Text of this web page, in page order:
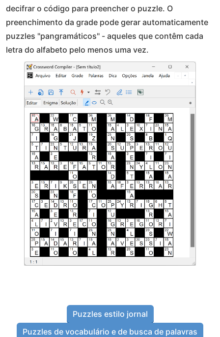
decifrar o código para preencher o puzzle. O
preenchimento da grade pode gerar automaticamente
puzzles "pangramáticos" - aqueles que contêm cada
letra do alfabeto pelo menos uma vez.
Puzzles estilo jornal
Puzzles de vocabulário e de busca de palavras